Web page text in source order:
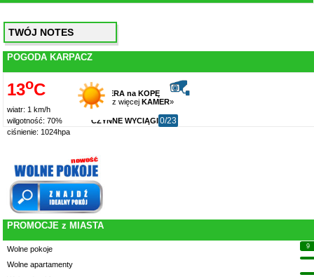
TWÓJ NOTES
POGODA KARPACZ
13oC
wiatr: 1 km/h
wilgotność: 70%
ciśnienie: 1024hpa
KAMERA na KOPĘ
zobacz więcej KAMER»
CZYNNE WYCIĄGI0/23
PROMOCJE z MIASTA
Wolne pokoje 9
Wolne apartamenty